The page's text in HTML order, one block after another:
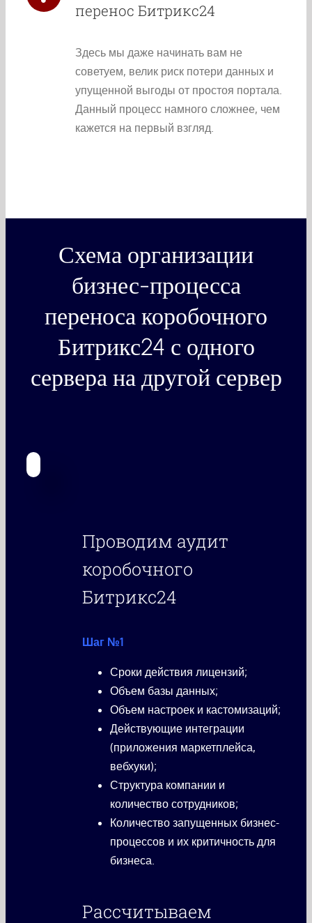
перенос Битрикс24
Здесь мы даже начинать вам не
советуем, велик риск потери данных и
упущенной выгоды от простоя портала.
Данный процесс намного сложнее, чем
кажется на первый взгляд.
Схема организации
бизнес-процесса
переноса коробочного
Битрикс24 с одного
сервера на другой сервер
Проводим аудит
коробочного
Битрикс24
Шаг №1
Сроки действия лицензий;
Объем базы данных;
Объем настроек и кастомизаций;
Действующие интеграции
(приложения маркетплейса,
вебхуки);
Структура компании и
количество сотрудников;
Количество запущенных бизнес-
процессов и их критичность для
бизнеса.
Рассчитываем